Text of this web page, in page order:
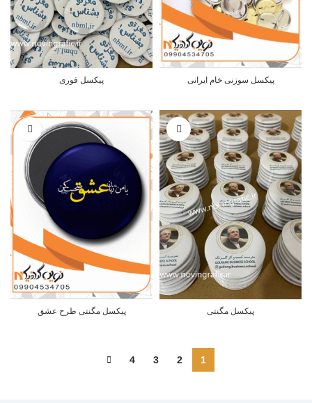
پیکسل سوزنی خام ایرانی پیکسل فوری
پیکسل مگنتی پیکسل مگنتی طرح عشق
1
2
3
4